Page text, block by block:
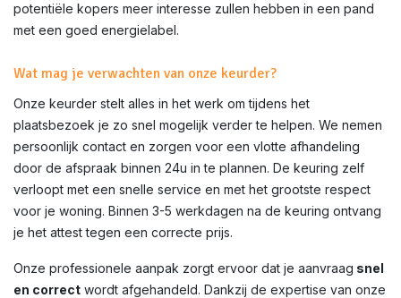
potentiële kopers meer interesse zullen hebben in een pand
met een goed energielabel.
Wat mag je verwachten van onze keurder?
Onze keurder stelt alles in het werk om tijdens het
plaatsbezoek je zo snel mogelijk verder te helpen. We nemen
persoonlijk contact en zorgen voor een vlotte afhandeling
door de afspraak binnen 24u in te plannen. De keuring zelf
verloopt met een snelle service en met het grootste respect
voor je woning. Binnen 3-5 werkdagen na de keuring ontvang
je het attest tegen een correcte prijs.
Onze professionele aanpak zorgt ervoor dat je aanvraag snel
en correct wordt afgehandeld. Dankzij de expertise van onze